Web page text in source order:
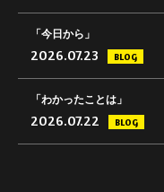
「今日から」
2026.07.23 BLOG
「わかったことは」
2026.07.22 BLOG